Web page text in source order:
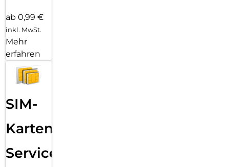
ab 0,99 €
inkl. MwSt.
Mehr
erfahren
SIM-
Karten
Service: